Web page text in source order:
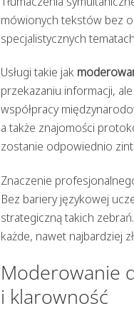
mówionych tekstów bez
specjalistycznych
Usługi takie jak
przekazaniu informacji,
współpracy
a także znajomości
zostanie odpowiednio
Znaczenie
Bez bariery językowej
strategiczną takich
każde, nawet najbardziej
Moderowanie
i klarowność